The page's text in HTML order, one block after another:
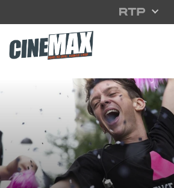
Saltar para o conteúdo principal